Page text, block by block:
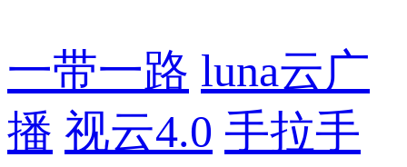
一带一路 luna云广
播 视云4.0 手拉手